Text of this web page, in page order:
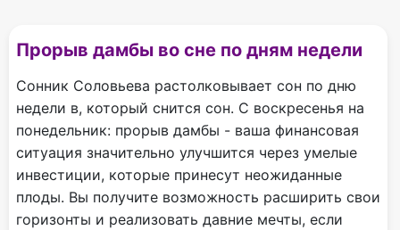
Прорыв дамбы во сне по дням недели
Сонник Соловьева растолковывает сон по дню
недели в, который снится сон. С воскресенья на
понедельник: прорыв дамбы - ваша финансовая
ситуация значительно улучшится через умелые
инвестиции, которые принесут неожиданные
плоды. Вы получите возможность расширить свои
горизонты и реализовать давние мечты, если